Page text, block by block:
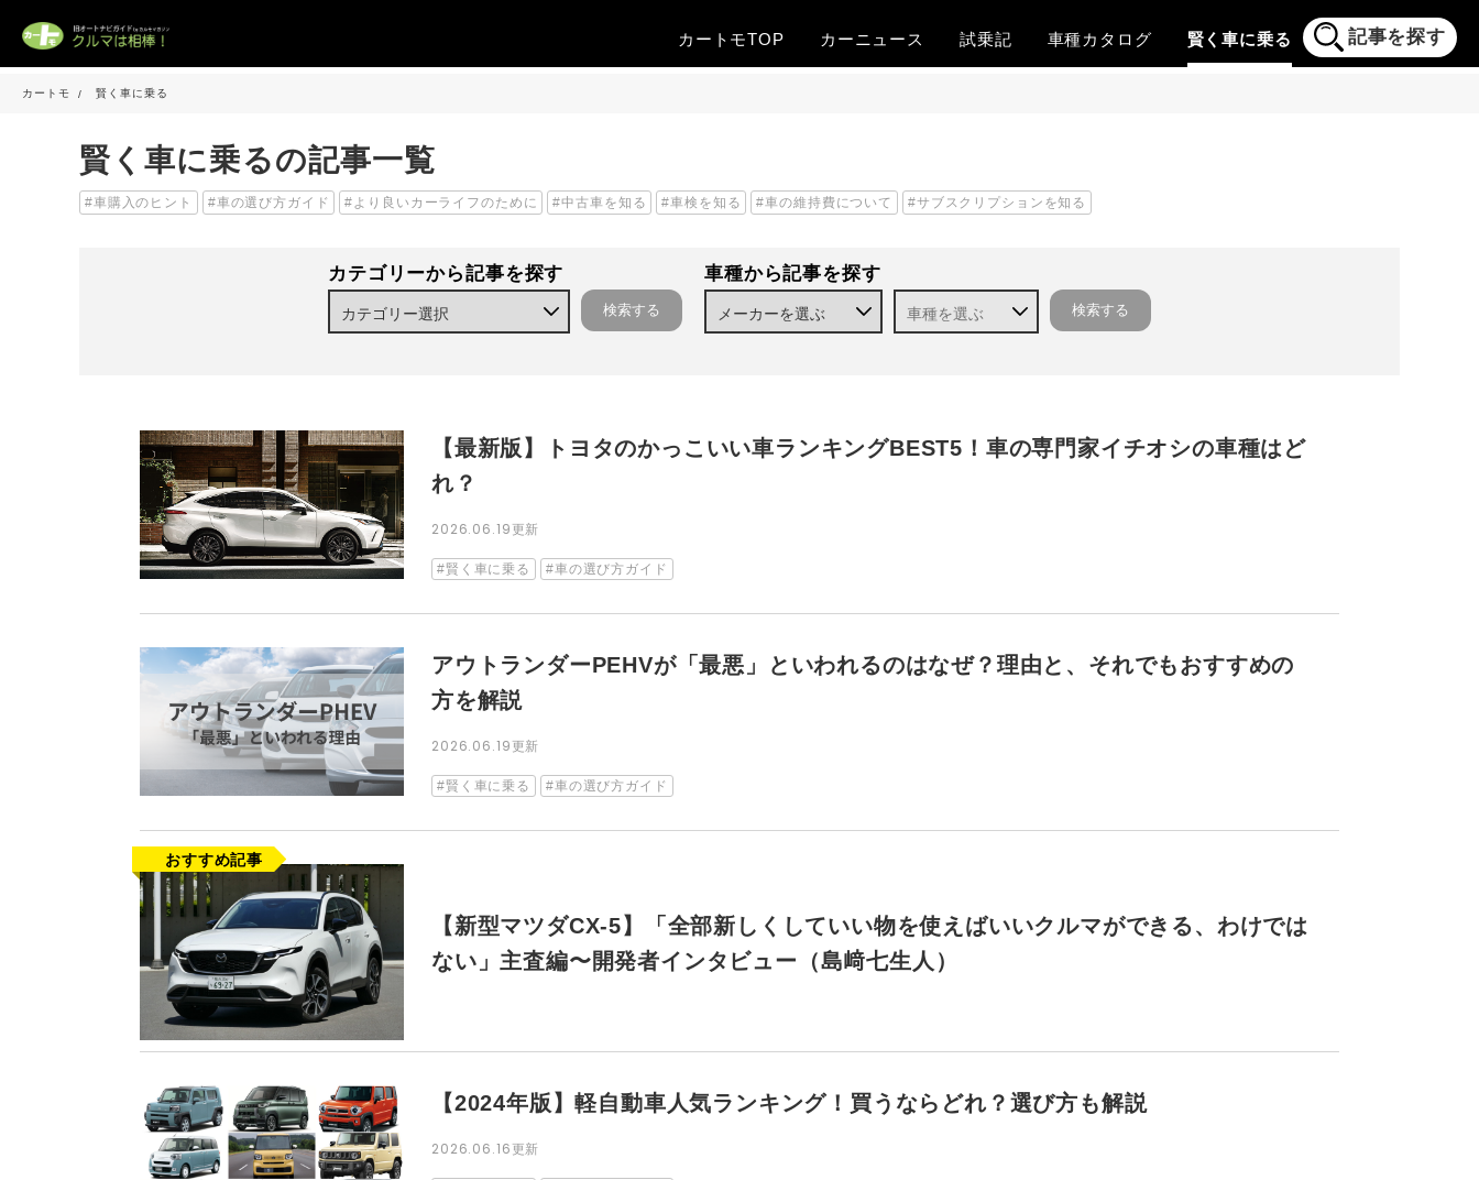
カートモTOP カーニュース 試乗記 車種カタログ 賢く車に乗る 記事を探す
カートモ 賢く車に乗る
賢く車に乗るの記事一覧
車購入のヒント 車の選び方ガイド より良いカーライフのために 中古車を知る 車検を知る 車の維持費について サブスクリプションを知る
カテゴリーから記事を探す 車種から記事を探す
【最新版】トヨタのかっこいい車ランキングBEST5！車の専門家イチオシの車種はど
れ？
2026.06.19更新
賢く車に乗る 車の選び方ガイド
アウトランダーPEHVが「最悪」といわれるのはなぜ？理由と、それでもおすすめの
方を解説
2026.06.19更新
賢く車に乗る 車の選び方ガイド
【新型マツダCX-5】「全部新しくしていい物を使えばいいクルマができる、わけでは
ない」主査編〜開発者インタビュー（島﨑七生人）
【2024年版】軽自動車人気ランキング！買うならどれ？選び方も解説
2026.06.16更新